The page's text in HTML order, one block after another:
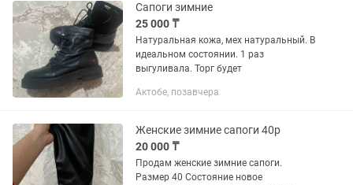
Сапоги зимние
25 000 ₸
Натуральная кожа, мех натуральный. В
идеальном состоянии. 1 раз
выгуливала. Торг будет
Актобе, позавчера
Женские зимние сапоги 40р
20 000 ₸
Продам женские зимние сапоги.
Размер 40 Состояние новое